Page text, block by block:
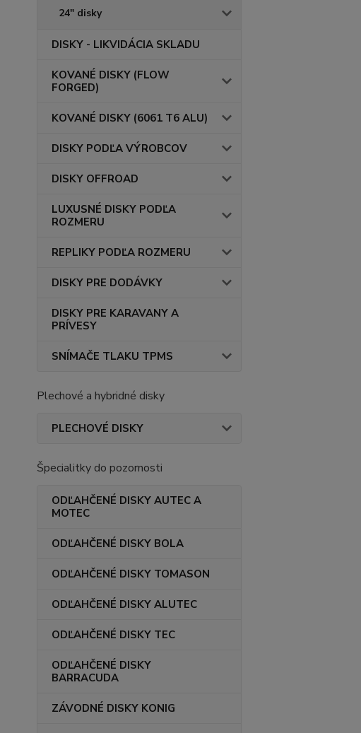
24" disky
DISKY - LIKVIDÁCIA SKLADU
KOVANÉ DISKY (FLOW
FORGED)
KOVANÉ DISKY (6061 T6 ALU)
DISKY PODĽA VÝROBCOV
DISKY OFFROAD
LUXUSNÉ DISKY PODĽA
ROZMERU
REPLIKY PODĽA ROZMERU
DISKY PRE DODÁVKY
DISKY PRE KARAVANY A
PRÍVESY
SNÍMAČE TLAKU TPMS
Plechové a hybridné disky
PLECHOVÉ DISKY
Špecialitky do pozornosti
ODĽAHČENÉ DISKY AUTEC A
MOTEC
ODĽAHČENÉ DISKY BOLA
ODĽAHČENÉ DISKY TOMASON
ODĽAHČENÉ DISKY ALUTEC
ODĽAHČENÉ DISKY TEC
ODĽAHČENÉ DISKY
BARRACUDA
ZÁVODNÉ DISKY KONIG